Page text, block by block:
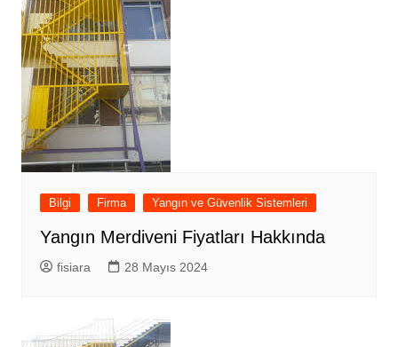
Bilgi Firma Yangın ve Güvenlik Sistemleri
Yangın Merdiveni Fiyatları Hakkında
fisiara 28 Mayıs 2024